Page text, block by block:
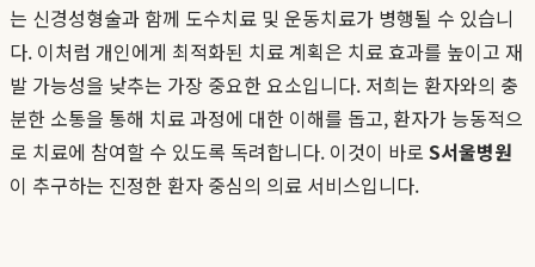
는 신경성형술과 함께 도수치료 및 운동치료가 병행될 수 있습니
다. 이처럼 개인에게 최적화된 치료 계획은 치료 효과를 높이고 재
발 가능성을 낮추는 가장 중요한 요소입니다. 저희는 환자와의 충
분한 소통을 통해 치료 과정에 대한 이해를 돕고, 환자가 능동적으
로 치료에 참여할 수 있도록 독려합니다. 이것이 바로 S서울병원
이 추구하는 진정한 환자 중심의 의료 서비스입니다.